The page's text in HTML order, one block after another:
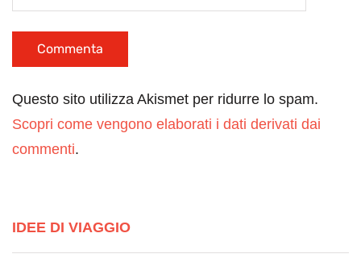
Questo sito utilizza Akismet per ridurre lo spam.
Scopri come vengono elaborati i dati derivati dai
commenti.
IDEE DI VIAGGIO